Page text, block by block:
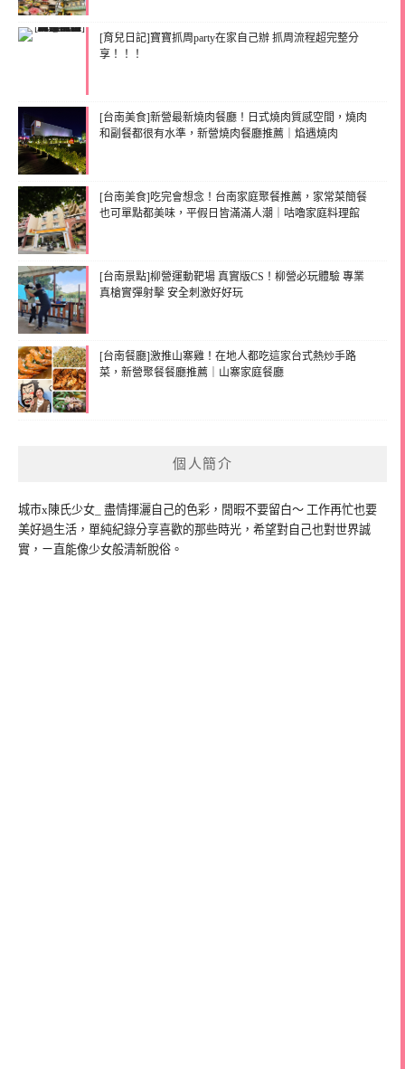
[育兒日記]寶寶抓周party在家自己辦 抓周流程超完整分
享！！！
[台南美食]新營最新燒肉餐廳！日式燒肉質感空間，燒肉
和副餐都很有水準，新營燒肉餐廳推薦｜焰遇燒肉
[台南美食]吃完會想念！台南家庭聚餐推薦，家常菜簡餐
也可單點都美味，平假日皆滿滿人潮｜咕嚕家庭料理館
[台南景點]柳營運動靶場 真實版CS！柳營必玩體驗 專業
真槍實彈射擊 安全刺激好好玩
[台南餐廳]激推山寨雞！在地人都吃這家台式熱炒手路
菜，新營聚餐餐廳推薦｜山寨家庭餐廳
個人簡介
城市x陳氏少女_ 盡情揮灑自己的色彩，閒暇不要留白～ 工作再忙也要
美好過生活，單純紀錄分享喜歡的那些時光，希望對自己也對世界誠
實，ㄧ直能像少女般清新脫俗。